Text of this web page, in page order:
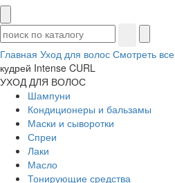
Главная Уход для волос Смотреть все
кудрей Intense CURL
УХОД ДЛЯ ВОЛОС
Шампуни
Кондиционеры и бальзамы
Маски и сыворотки
Спреи
Лаки
Масло
Тонирующие средства